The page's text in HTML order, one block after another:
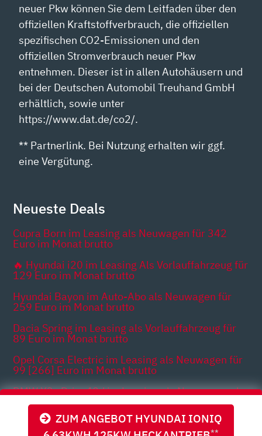
ZUM ANGEBOT HYUNDAI IONIQ
**
neuer Pkw können Sie dem Leitfaden über den
offiziellen Kraftstoffverbrauch, die offiziellen
spezifischen CO2-Emissionen und den
offiziellen Stromverbrauch neuer Pkw
entnehmen. Dieser ist in allen Autohäusern und
bei der Deutschen Automobil Treuhand GmbH
erhältlich, sowie unter
https://www.dat.de/co2/.
** Partnerlink. Bei Nutzung erhalten wir ggf.
eine Vergütung.
Neueste Deals
Cupra Born im Leasing als Neuwagen für 342
Euro im Monat brutto
🔥 Hyundai i20 im Leasing Als Vorlauffahrzeug für
129 Euro im Monat brutto
Hyundai Bayon im Auto-Abo als Neuwagen für
259 Euro im Monat brutto
Dacia Spring im Leasing als Vorlauffahrzeug für
89 Euro im Monat brutto
Opel Corsa Electric im Leasing als Neuwagen für
99 [266] Euro im Monat brutto
BMW X3 xDrive40d im Leasing als Neuwagen ab
485 Euro im Monat netto